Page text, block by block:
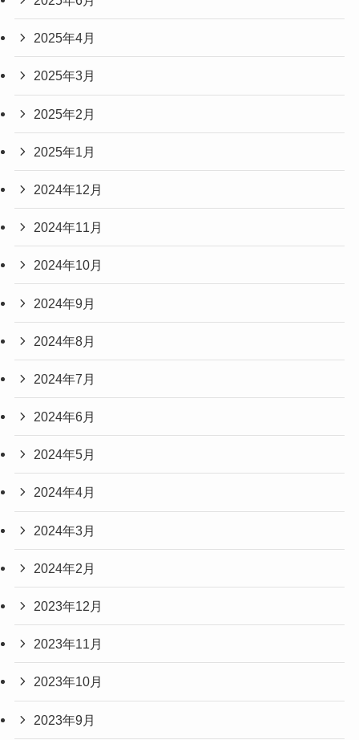
2025年4月
2025年3月
2025年2月
2025年1月
2024年12月
2024年11月
2024年10月
2024年9月
2024年8月
2024年7月
2024年6月
2024年5月
2024年4月
2024年3月
2024年2月
2023年12月
2023年11月
2023年10月
2023年9月